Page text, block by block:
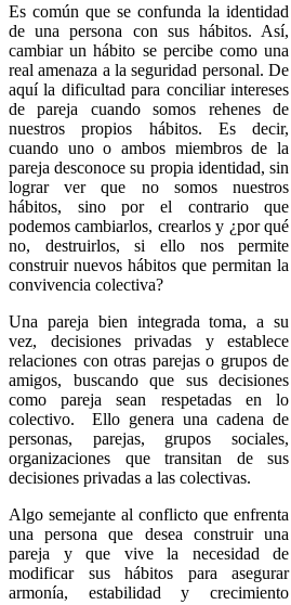
Es común que se confunda la identidad
de una persona con sus hábitos. Así,
cambiar un hábito se percibe como una
real amenaza a la seguridad personal. De
aquí la dificultad para conciliar intereses
de pareja cuando somos rehenes de
nuestros propios hábitos. Es decir,
cuando uno o ambos miembros de la
pareja desconoce su propia identidad, sin
lograr ver que no somos nuestros
hábitos, sino por el contrario que
podemos cambiarlos, crearlos y ¿por qué
no, destruirlos, si ello nos permite
construir nuevos hábitos que permitan la
convivencia colectiva?
Una pareja bien integrada toma, a su
vez, decisiones privadas y establece
relaciones con otras parejas o grupos de
amigos, buscando que sus decisiones
como pareja sean respetadas en lo
colectivo. Ello genera una cadena de
personas, parejas, grupos sociales,
organizaciones que transitan de sus
decisiones privadas a las colectivas.
Algo semejante al conflicto que enfrenta
una persona que desea construir una
pareja y que vive la necesidad de
modificar sus hábitos para asegurar
armonía, estabilidad y crecimiento